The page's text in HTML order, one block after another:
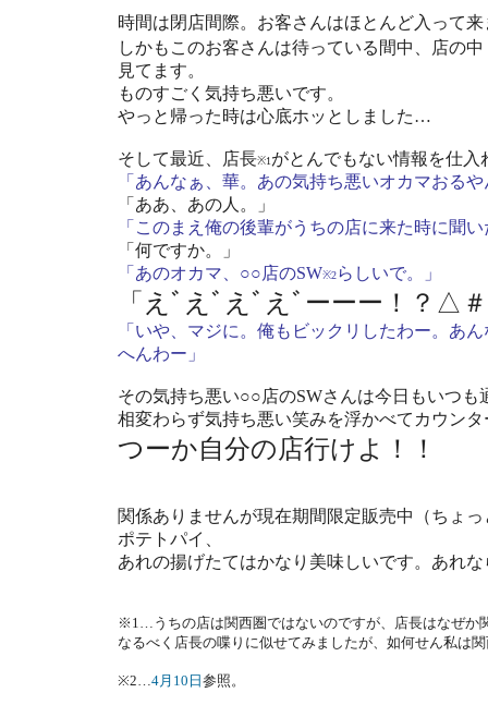
時間は閉店間際。お客さんはほとんど入って来
しかもこのお客さんは待っている間中、店の
見てます。
ものすごく気持ち悪いです。
やっと帰った時は心底ホッとしました…
そして最近、店長※1 がとんでもない情報を仕入
「あんなぁ、華。あの気持ち悪いオカマおる
「ああ、あの人。」
「このまえ俺の後輩がうちの店に来た時に聞
「何ですか。」
「あのオカマ、○○店のSW※2らしいで。」
「えﾞえﾞえﾞえﾞーーー！？△
「いや、マジに。俺もビックリしたわー。あ
へんわー」
その気持ち悪い○○店のSWさんは今日もいつ
相変わらず気持ち悪い笑みを浮かべてカウン
つーか自分の店行けよ！！
関係ありませんが現在期間限定販売中（ちょ
ポテトパイ、
あれの揚げたてはかなり美味しいです。あれ
※1…うちの店は関西圏ではないのですが、店長はなぜか
なるべく店長の喋りに似せてみましたが、如何せん私は
※2…4月10日 参照。